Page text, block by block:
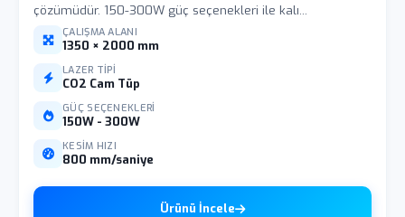
çözümüdür. 150-300W güç seçenekleri ile kalı...
ÇALIŞMA ALANI
1350 × 2000 mm
LAZER TIPI
CO2 Cam Tüp
GÜÇ SEÇENEKLERI
150W - 300W
KESIM HIZI
800 mm/saniye
Ürünü İncele